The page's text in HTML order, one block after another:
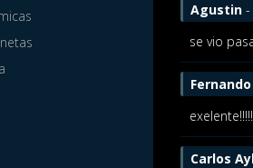
Agustin -
se vio
Carlos